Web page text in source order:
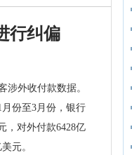
行纠偏
外收付款数据。
份至3月份，银行
，对外付款6428亿
元。